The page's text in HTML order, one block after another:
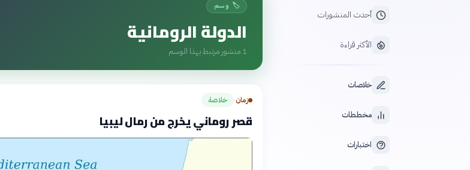
أحدث المنشورات
الأكثر قراءة
خلاصات
مخططات
اختبارات
🏷️ وسم
الدولة الرومانية
1 منشور مرتبط بهذا الوسم
زمان› خلاصة
قصر روماني يخرج من رمال ليبيا